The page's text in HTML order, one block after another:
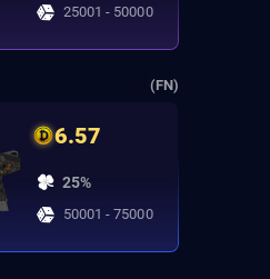
25001 - 50000
(FN)
6.57
25%
50001 - 75000